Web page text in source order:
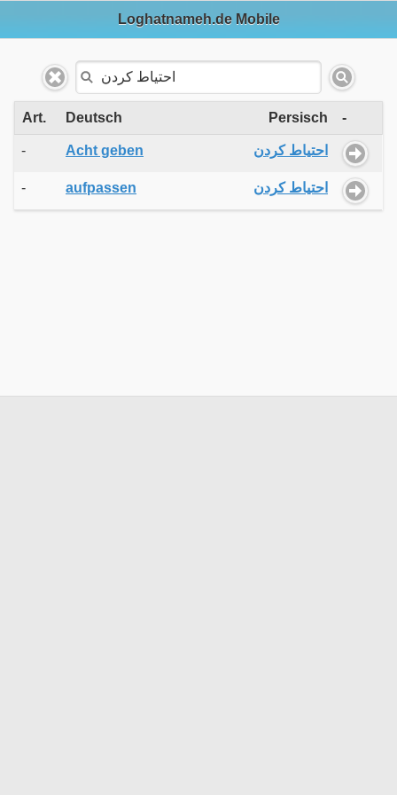
Loghatnameh.de Mobile
Art. Deutsch Persisch -
- Acht geben احتیاط کردن
- aufpassen احتیاط کردن